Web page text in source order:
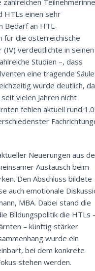
HTLs einen sehr
Bedarf an HTL-
für die österreichische
(IV) verdeutlichte in seinen
Studien –, dass
eine tragende Säule
wurde deutlich,
vielen Jahren nicht
fehlen aktuell rund
Neuerungen aus
Austausch beim
Den Abschluss bildete
auch emotionale
MBA. Dabei stand die
Bildungspolitik die HTLs
– künftig stärker
wurde ein
bei dem konkrete
stehen werden.